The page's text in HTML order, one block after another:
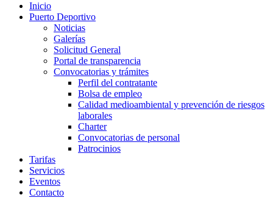
Inicio
Puerto Deportivo
Noticias
Galerías
Solicitud General
Portal de transparencia
Convocatorias y trámites
Perfil del contratante
Bolsa de empleo
Calidad medioambiental y prevención de riesgos
laborales
Charter
Convocatorias de personal
Patrocinios
Tarifas
Servicios
Eventos
Contacto